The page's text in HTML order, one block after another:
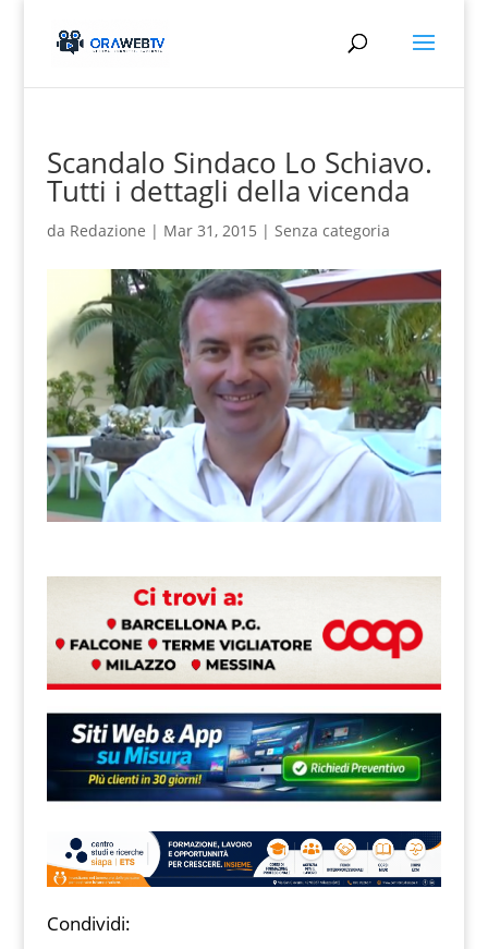
Scandalo Sindaco Lo Schiavo.
Tutti i dettagli della vicenda
da Redazione | Mar 31, 2015 | Senza categoria
Condividi: